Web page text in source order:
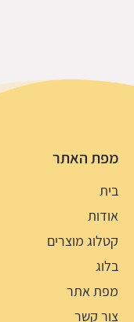
מפת האתר
בית
אודות
קטלוג מוצרים
בלוג
מפת אתר
צור קשר